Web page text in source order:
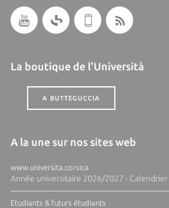
La boutique de l'Università
A BUTTEGUCCIA
A la une sur nos sites web
www.universita.corsica
Année universitaire 2026/2027 -
Etudiants & futurs étudiants